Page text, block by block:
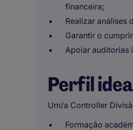
financeira;
Realizar análises
Garantir o
Apoiar auditorias
Perfil
Um/a Controller
Formação